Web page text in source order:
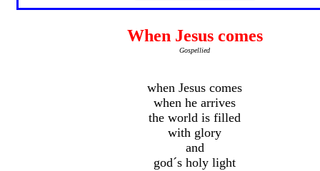
When Jesus comes
Gospellied
when Jesus comes
when he arrives
the world is filled
with glory
and
god´s holy light